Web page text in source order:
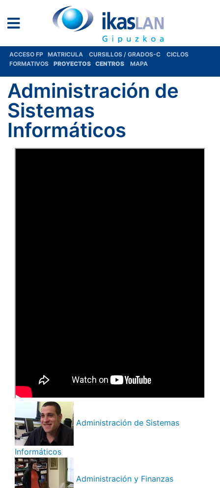
ACCESO FP MATRICULA CURSILLOS / GRADOS-C
CICLOS
FORMATIVOS
PROYECTOS CENTROS MAPA
Administración de
Sistemas
Informáticos
Administración de Sistemas
Informáticos
Administración y Finanzas